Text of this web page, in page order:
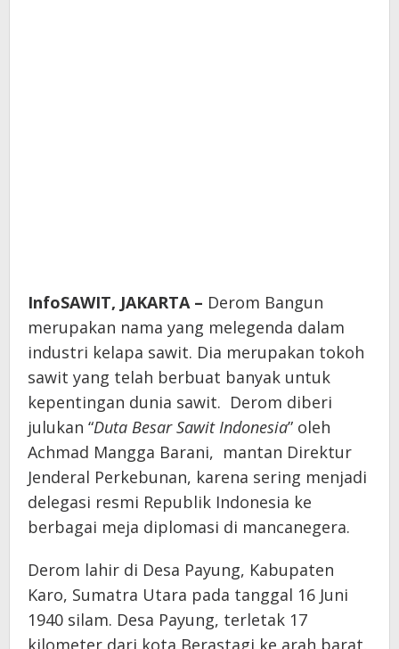
InfoSAWIT, JAKARTA – Derom Bangun
merupakan nama yang melegenda dalam
industri kelapa sawit. Dia merupakan tokoh
sawit yang telah berbuat banyak untuk
kepentingan dunia sawit. Derom diberi
julukan “Duta Besar Sawit Indonesia” oleh
Achmad Mangga Barani, mantan Direktur
Jenderal Perkebunan, karena sering menjadi
delegasi resmi Republik Indonesia ke
berbagai meja diplomasi di mancanegera.
Derom lahir di Desa Payung, Kabupaten
Karo, Sumatra Utara pada tanggal 16 Juni
1940 silam. Desa Payung, terletak 17
kilometer dari kota Berastagi ke arah barat,